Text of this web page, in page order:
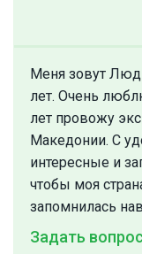
Меня зовут
лет. Очень
лет провожу
Македонии. С
интересные и
чтобы моя
запомнилась
Задать вопрос